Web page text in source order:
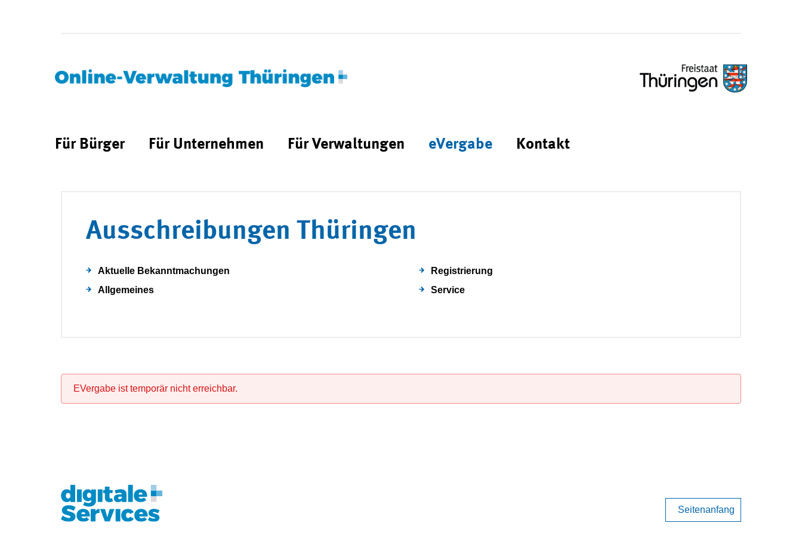
Für Bürger Für Unternehmen Für Verwaltungen eVergabe Kontakt
Ausschreibungen Thüringen
Aktuelle Bekanntmachungen
Allgemeines
Registrierung
Service
EVergabe ist temporär nicht erreichbar.
Seitenanfang